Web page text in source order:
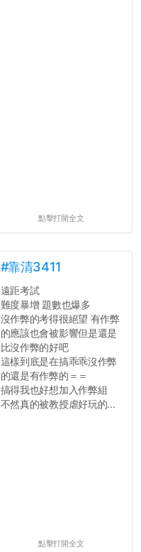
點擊打開全文
#靠清3411
遠距考試
難度暴增 題數也爆多
沒作弊的考得很絕望 有作弊
的應該也會被影響但是還是
比沒作弊的好吧
這樣到底是在搞乖乖沒作弊
的還是有作弊的＝＝
搞得我也好想加入作弊組
不然真的被教授虐好玩的...
點擊打開全文